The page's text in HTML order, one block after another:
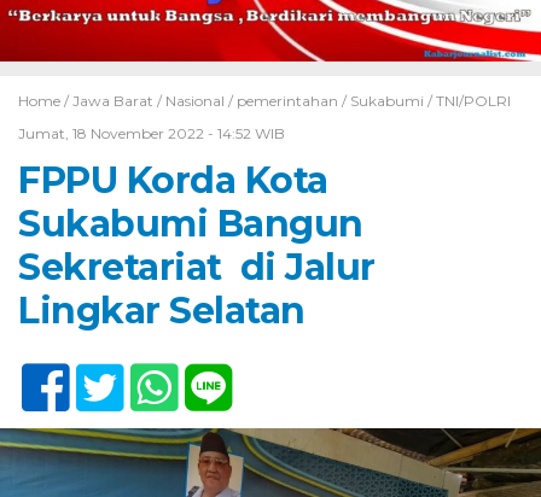
Home / Jawa Barat / Nasional / pemerintahan / Sukabumi / TNI/POLRI
Jumat, 18 November 2022 - 14:52 WIB
FPPU Korda Kota
Sukabumi Bangun
Sekretariat di Jalur
Lingkar Selatan